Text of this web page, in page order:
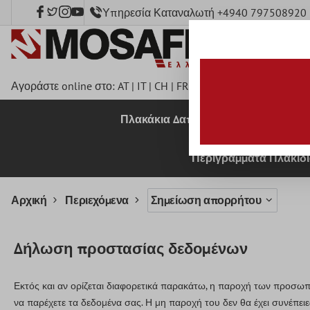
περιεχόμενο Υπηρεσία Καταναλωτή +4940 797508920
Αγοράστε online στο: AT| IT| CH | FR
Πλακάκια Δαπέδου
Περιγράμματα
Αρχική Περιεχόμενα Σημείωση απορρήτου
Δήλωση προστασίας δεδομένων
Εκτός και αν ορίζεται διαφορετικά παρακάτω, η παροχή των
να παρέχετε τα δεδομένα σας. Η μη παροχή του δεν θα έχει